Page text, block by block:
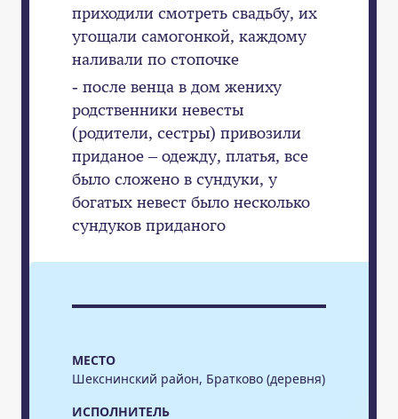
МЕСТО
Шекснинский район, Братково (деревня)
ИСПОЛНИТЕЛЬ
приходили смотреть свадьбу, их
угощали самогонкой, каждому
наливали по стопочке
- после венца в дом жениху
родственники невесты
(родители, сестры) привозили
приданое – одежду, платья, все
было сложено в сундуки, у
богатых невест было несколько
сундуков приданого